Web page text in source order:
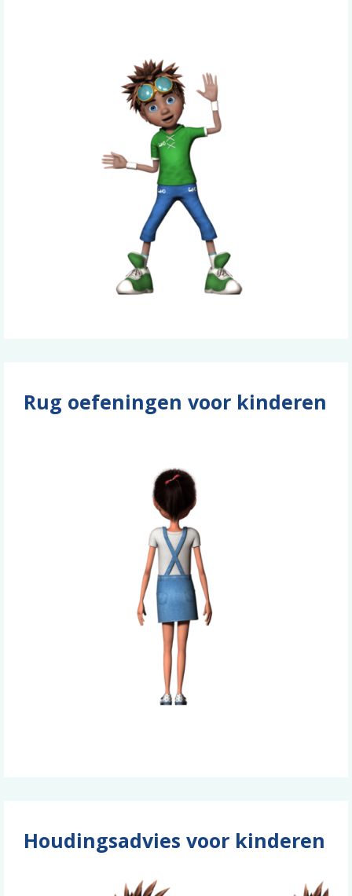
Rug oefeningen voor kinderen
Houdingsadvies voor kinderen